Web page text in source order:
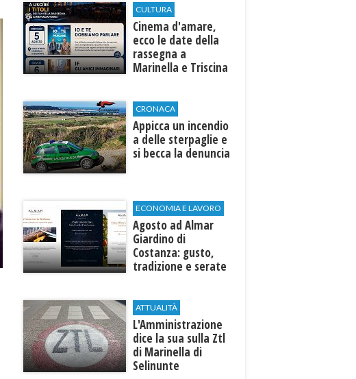
CULTURA
Cinema d'amare,
ecco le date della
rassegna a
Marinella e Triscina
CRONACA
Appicca un incendio
a delle sterpaglie e
si becca la denuncia
ECONOMIA E LAVORO
Agosto ad Almar
Giardino di
Costanza: gusto,
tradizione e serate
esterni
ATTUALITÀ
L'Amministrazione
dice la sua sulla Ztl
di Marinella di
Selinunte